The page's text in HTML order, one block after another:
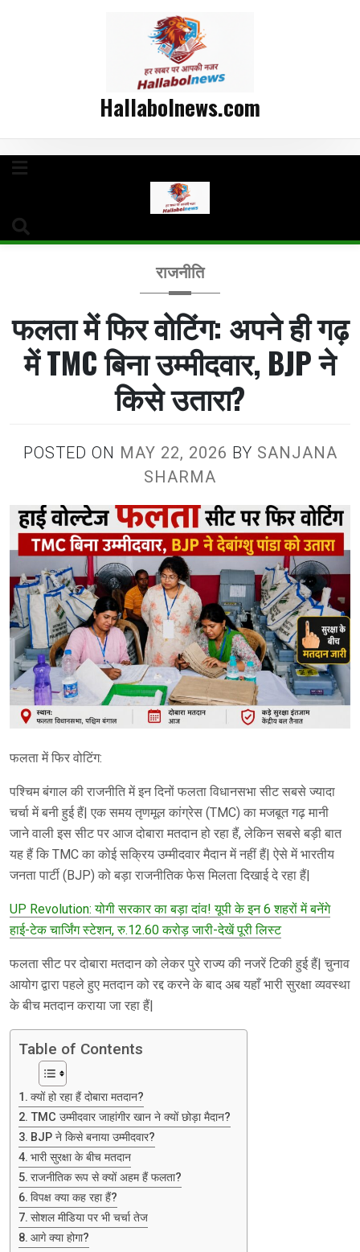
Hallabolnews.com
राजनीति
फलता में फिर वोटिंग: अपने ही गढ़
में TMC बिना उम्मीदवार, BJP ने
किसे उतारा?
POSTED ON MAY 22, 2026 BY SANJANA
SHARMA
फलता में फिर वोटिंग:
पश्चिम बंगाल की राजनीति में इन दिनों फलता विधानसभा सीट सबसे ज्यादा
चर्चा में बनी हुई हैं| एक समय तृणमूल कांग्रेस (TMC) का मजबूत गढ़ मानी
जाने वाली इस सीट पर आज दोबारा मतदान हो रहा हैं, लेकिन सबसे बड़ी बात
यह हैं कि TMC का कोई सक्रिय उम्मीदवार मैदान में नहीं हैं| ऐसे में भारतीय
जनता पार्टी (BJP) को बड़ा राजनीतिक फेस मिलता दिखाई दे रहा हैं|
UP Revolution: योगी सरकार का बड़ा दांव! यूपी के इन 6 शहरों में बनेंगे
हाई-टेक चार्जिंग स्टेशन, रु.12.60 करोड़ जारी-देखें पूरी लिस्ट
फलता सीट पर दोबारा मतदान को लेकर पुरे राज्य की नजरें टिकी हुई हैं| चुनाव
आयोग द्वारा पहले हुए मतदान को रद्द करने के बाद अब यहाँ भारी सुरक्षा व्यवस्था
के बीच मतदान कराया जा रहा हैं|
Table of Contents
क्यों हो रहा हैं दोबारा मतदान?
TMC उम्मीदवार जाहांगीर खान ने क्यों छोड़ा मैदान?
BJP ने किसे बनाया उम्मीदवार?
भारी सुरक्षा के बीच मतदान
राजनीतिक रूप से क्यों अहम हैं फलता?
विपक्ष क्या कह रहा हैं?
सोशल मीडिया पर भी चर्चा तेज
आगे क्या होगा?